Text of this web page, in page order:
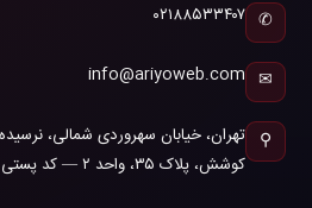
✆ ۰۲۱۸۸۵۳۳۴۰۷
✉
info@ariyoweb.com
⚲
تهران، خیابان سهروردی شمالی،
کوشش، پلاک ۳۵، واحد ۲ — کد پستی ۱۵۵۱۷۱۸۶۱۳